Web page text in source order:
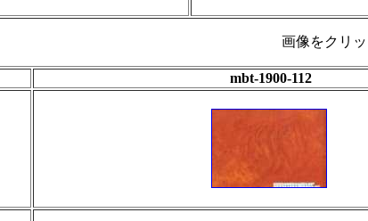
画像をクリ
mbt-1900-112